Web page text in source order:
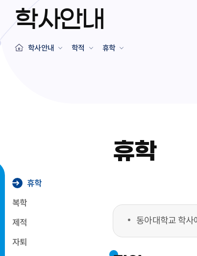
학사안내
학사안내 학적 휴학
휴학
복학
제적
자퇴
휴학
동아대학교 학사